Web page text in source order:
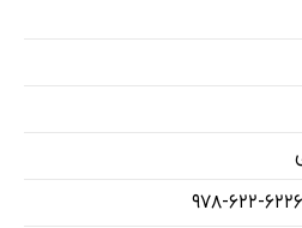
978-622-